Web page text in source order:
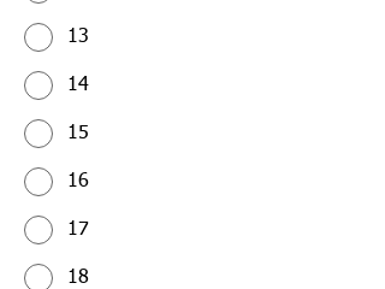
13
14
15
16
17
18